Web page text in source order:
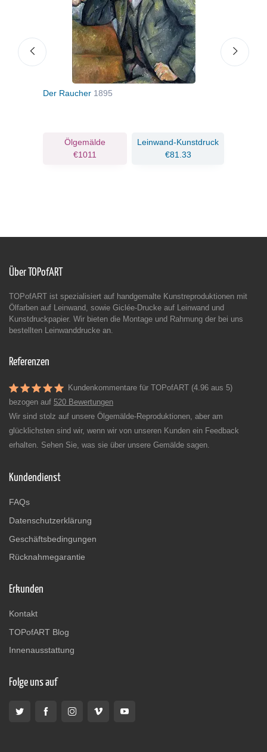
Der Raucher 1895
Ölgemälde
€1011
Leinwand-Kunstdruck
€81.33
Über TOPofART
TOPofART ist spezialisiert auf handgemalte Kunstreproduktionen mit
Ölfarben auf Leinwand, sowie Giclée-Drucke auf Leinwand und
Kunstdruckpapier. Wir bieten die Montage und Rahmung der bei uns
bestellten Leinwanddrucke an.
Referenzen
Kundenkommentare für TOPofART (4.96 aus 5)
bezogen auf 520 Bewertungen
Wir sind stolz auf unsere Ölgemälde-Reproduktionen, aber am
glücklichsten sind wir, wenn wir von unseren Kunden ein Feedback
erhalten. Sehen Sie, was sie über unsere Gemälde sagen.
Kundendienst
FAQs
Datenschutzerklärung
Geschäftsbedingungen
Rücknahmegarantie
Erkunden
Kontakt
TOPofART Blog
Innenausstattung
Folge uns auf